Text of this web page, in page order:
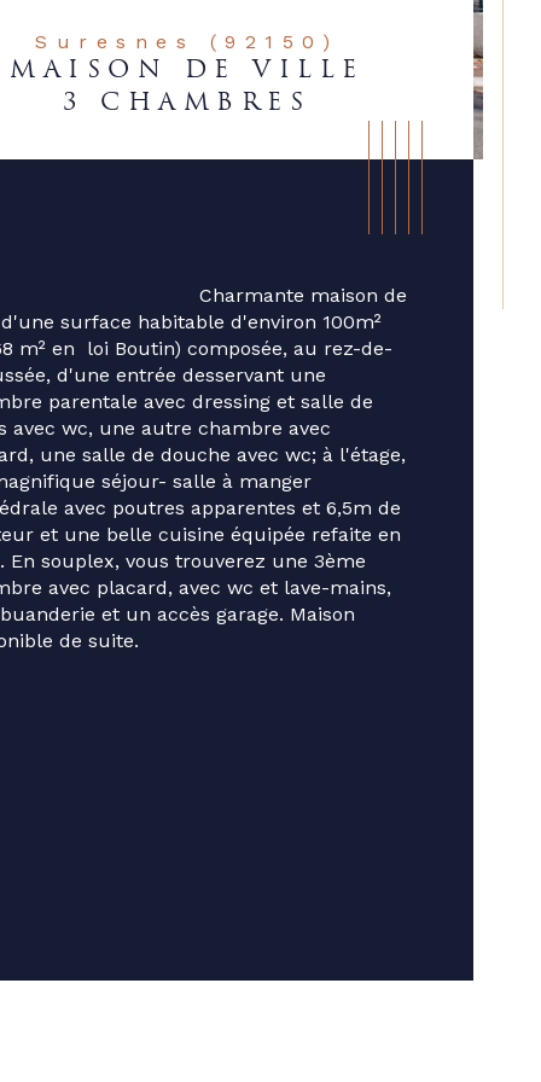
Suresnes (92150)
MAISON DE VILLE
3 CHAMBRES
Valeurs
de salle de bains
Charmante maison de
surface habitable d'environ 100m²
m² en  loi Boutin) composée, au rez-de-
d'une entrée desservant une
parentale avec dressing et salle de
avec wc, une autre chambre avec
une salle de douche avec wc; à l'étage,
séjour- salle à manger
avec poutres apparentes et 6,5m de
et une belle cuisine équipée refaite en
En souplex, vous trouverez une 3ème
avec placard, avec wc et lave-mains,
et un accès garage. Maison
de suite.